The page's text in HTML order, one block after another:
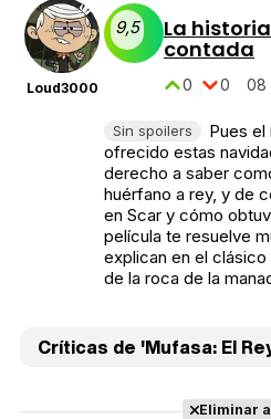
Loud3000
9,5 La
contada
0 0 08
Sin spoilers
Pues
ofrecido estas
derecho a saber
huérfano a rey, y de
en Scar y cómo
película te resuelve
explican en el
de la roca de la
Críticas de 'Mufasa: El
Eliminar